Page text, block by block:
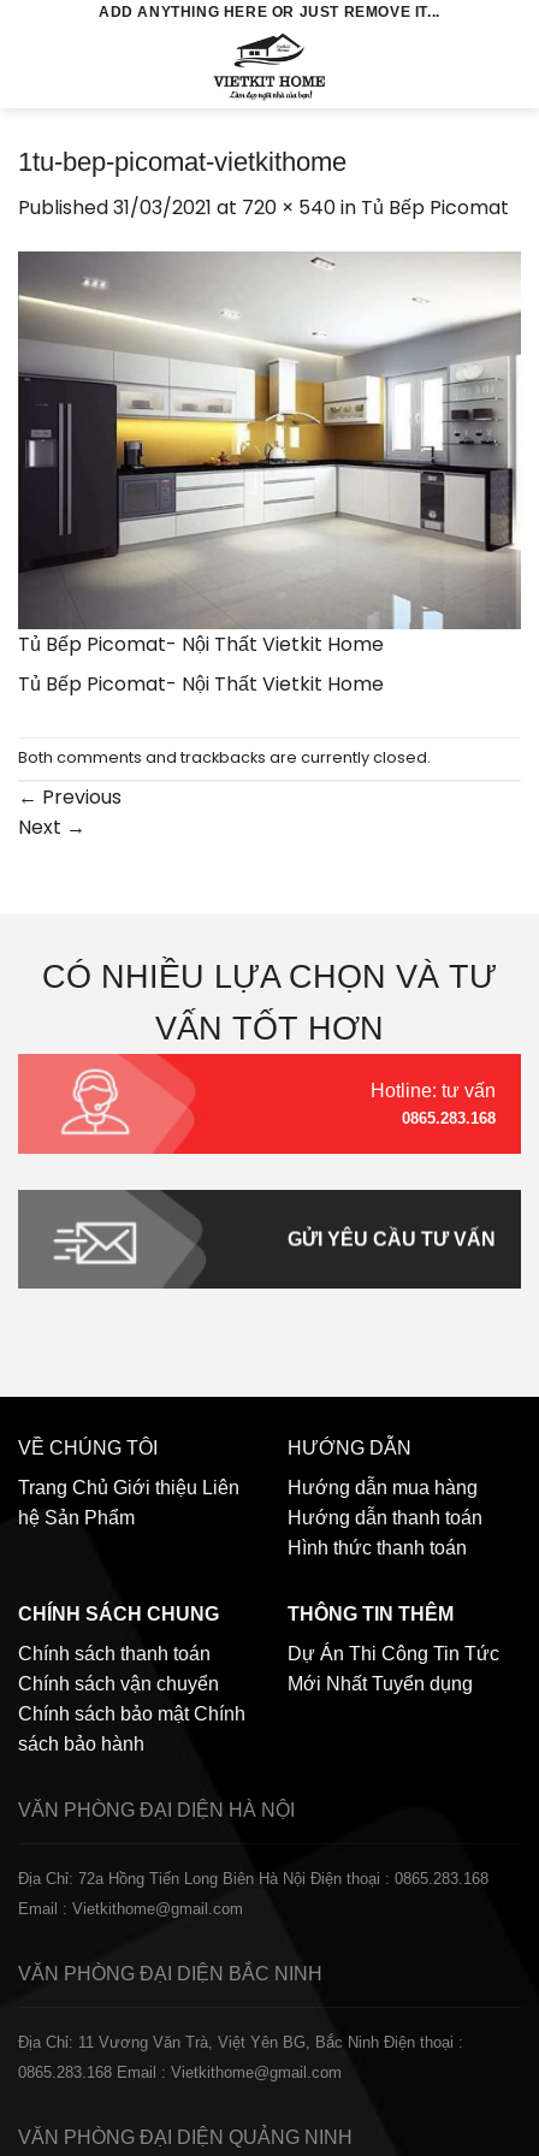
ADD ANYTHING HERE OR JUST REMOVE IT...
1tu-bep-picomat-vietkithome
Published31/03/2021 at 720 × 540in Tủ Bếp Picomat
Tủ Bếp Picomat- Nội Thất Vietkit Home
Tủ Bếp Picomat- Nội Thất Vietkit Home
Both comments and trackbacks are currently closed.
← Previous
Next →
CÓ NHIỀU LỰA CHỌN VÀ TƯ
VẤN TỐT HƠN
Hotline: tư vấn
0865.283.168
GỬI YÊU CẦU TƯ VẤN
VỀ CHÚNG TÔI
Trang Chủ Giới thiệu Liên
hệ Sản Phẩm
HƯỚNG DẪN
Hướng dẫn mua hàng
Hướng dẫn thanh toán
Hình thức thanh toán
CHÍNH SÁCH CHUNG
Chính sách thanh toán
Chính sách vận chuyển
Chính sách bảo mật Chính
sách bảo hành
THÔNG TIN THÊM
Dự Án Thi Công Tin Tức
Mới Nhất Tuyển dụng
VĂN PHÒNG ĐẠI DIỆN HÀ NỘI
Địa Chỉ: 72a Hồng Tiến Long Biên Hà Nội Điện thoại : 0865.283.168
Email : Vietkithome@gmail.com
VĂN PHÒNG ĐẠI DIỆN BẮC NINH
Địa Chỉ: 11 Vương Văn Trà, Việt Yên BG, Bắc Ninh Điện thoại :
0865.283.168 Email : Vietkithome@gmail.com
VĂN PHÒNG ĐẠI DIỆN QUẢNG NINH